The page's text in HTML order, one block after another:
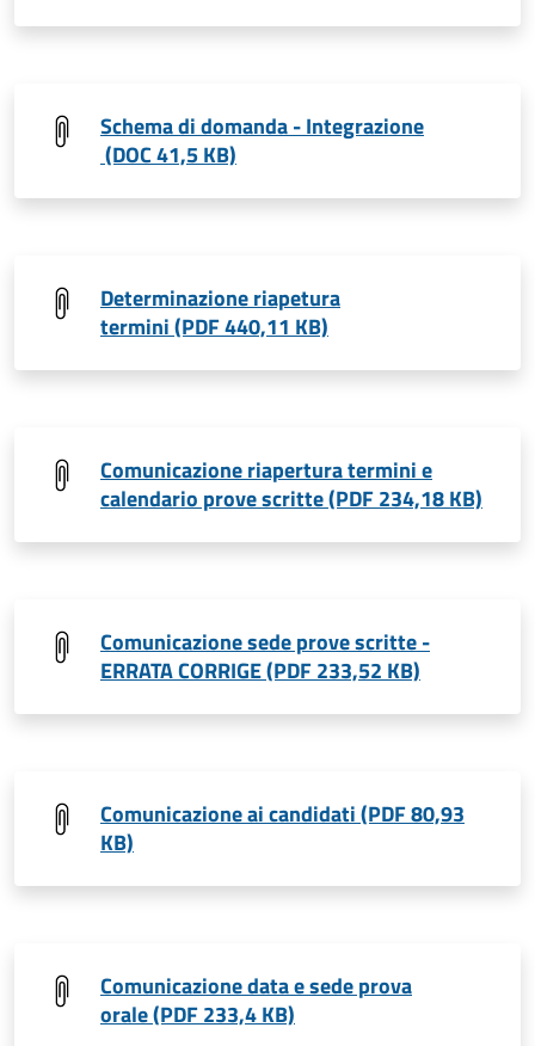
Schema di domanda - Integrazione
(DOC 41,5 KB)
Determinazione riapetura
termini (PDF 440,11 KB)
Comunicazione riapertura termini e
calendario prove scritte (PDF 234,18 KB)
Comunicazione sede prove scritte -
ERRATA CORRIGE (PDF 233,52 KB)
Comunicazione ai candidati (PDF 80,93
KB)
Comunicazione data e sede prova
orale (PDF 233,4 KB)